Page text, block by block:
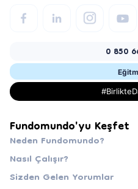
0 850
Fundomundo'yu Keşfet
Neden Fundomundo?
Nasıl Çalışır?
Sizden Gelen Yorumlar